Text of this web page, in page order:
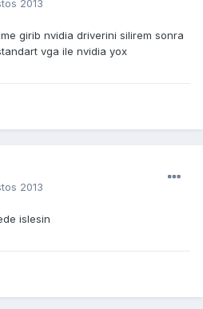
2013
girib nvidia driverini silirem sonra
vga ile nvidia yox
2013
islesin